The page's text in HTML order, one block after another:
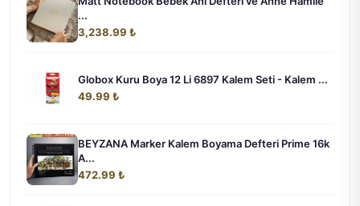
...
3,238.99 ₺
Globox Kuru Boya 12 Li 6897 Kalem Seti - Kalem ...
49.99 ₺
BEYZANA Marker Kalem Boyama Defteri Prime 16k
A...
472.99 ₺